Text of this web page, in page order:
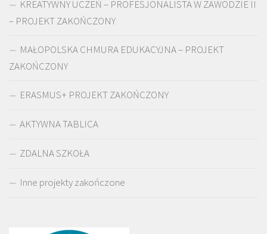
KREATYWNY UCZEŃ – PROFESJONALISTA W ZAWODZIE II
– PROJEKT ZAKOŃCZONY
MAŁOPOLSKA CHMURA EDUKACYJNA – PROJEKT
ZAKOŃCZONY
ERASMUS+ PROJEKT ZAKOŃCZONY
AKTYWNA TABLICA
ZDALNA SZKOŁA
Inne projekty zakończone